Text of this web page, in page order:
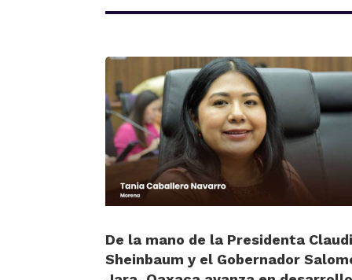
De la mano de la Presidenta
Sheinbaum y el Gobernador